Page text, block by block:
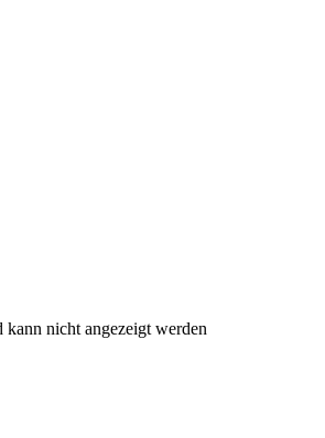
nicht angezeigt werden